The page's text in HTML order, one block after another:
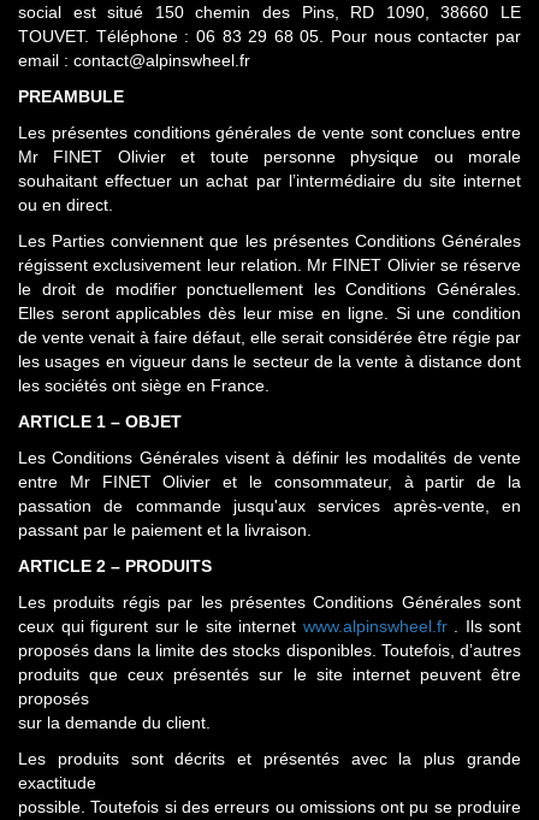
social est situé 150 chemin des Pins, RD 1090, 38660 LE
TOUVET. Téléphone : 06 83 29 68 05. Pour nous contacter par
email : contact@alpinswheel.fr
PREAMBULE
Les présentes conditions générales de vente sont conclues entre
Mr FINET Olivier et toute personne physique ou morale
souhaitant effectuer un achat par l’intermédiaire du site internet
ou en direct.
Les Parties conviennent que les présentes Conditions Générales
régissent exclusivement leur relation. Mr FINET Olivier se réserve
le droit de modifier ponctuellement les Conditions Générales.
Elles seront applicables dès leur mise en ligne. Si une condition
de vente venait à faire défaut, elle serait considérée être régie par
les usages en vigueur dans le secteur de la vente à distance dont
les sociétés ont siège en France.
ARTICLE 1 – OBJET
Les Conditions Générales visent à définir les modalités de vente
entre Mr FINET Olivier et le consommateur, à partir de la
passation de commande jusqu'aux services après-vente, en
passant par le paiement et la livraison.
ARTICLE 2 – PRODUITS
Les produits régis par les présentes Conditions Générales sont
ceux qui figurent sur le site internet www.alpinswheel.fr. Ils sont
proposés dans la limite des stocks disponibles. Toutefois, d’autres
produits que ceux présentés sur le site internet peuvent être
proposés
sur la demande du client.
Les produits sont décrits et présentés avec la plus grande
exactitude
possible. Toutefois si des erreurs ou omissions ont pu se produire